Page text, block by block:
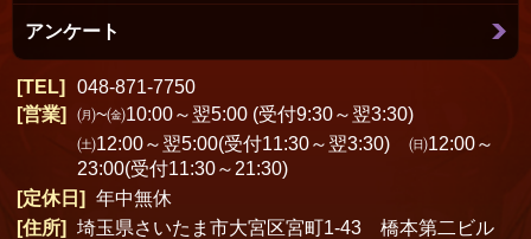
アンケート
TEL
048-871-7750
営業
㈪~㈮10:00～翌5:00 (受付9:30～翌3:30)
㈯12:00～翌5:00(受付11:30～翌3:30) ㈰12:00～
23:00(受付11:30～21:30)
定休日
年中無休
住所
埼玉県さいたま市大宮区宮町1-43 橋本第二ビル